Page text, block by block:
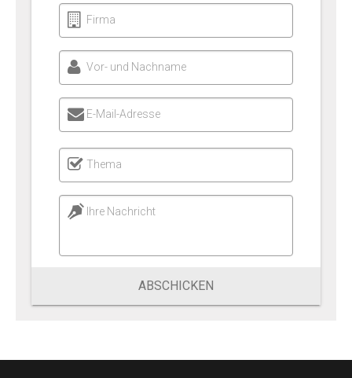
Firma
Vor- und Nachname
E-Mail-Adresse
Thema
Ihre Nachricht
ABSCHICKEN